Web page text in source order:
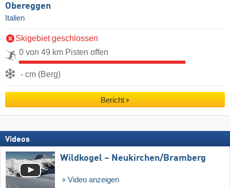
Obereggen
Italien
Skigebiet geschlossen
0 von 49 km Pisten offen
- cm (Berg)
Bericht
Videos
Wildkogel – Neukirchen/​Bramberg
Video anzeigen